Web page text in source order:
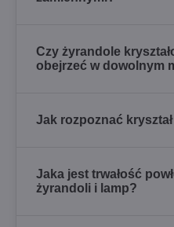
Czy żyrandole
obejrzeć w dowolnym
Jak rozpoznać
Jaka jest trwałość
żyrandoli i lamp?